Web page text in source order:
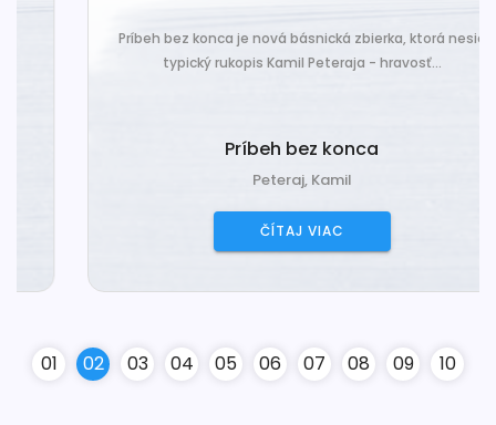
Príbeh bez konca je nová básnická zbierka, ktorá nesie
typický rukopis Kamil Peteraja - hravosť...
Príbeh bez konca
Peteraj, Kamil
ČÍTAJ VIAC
01 02 03 04 05 06 07 08 09 10